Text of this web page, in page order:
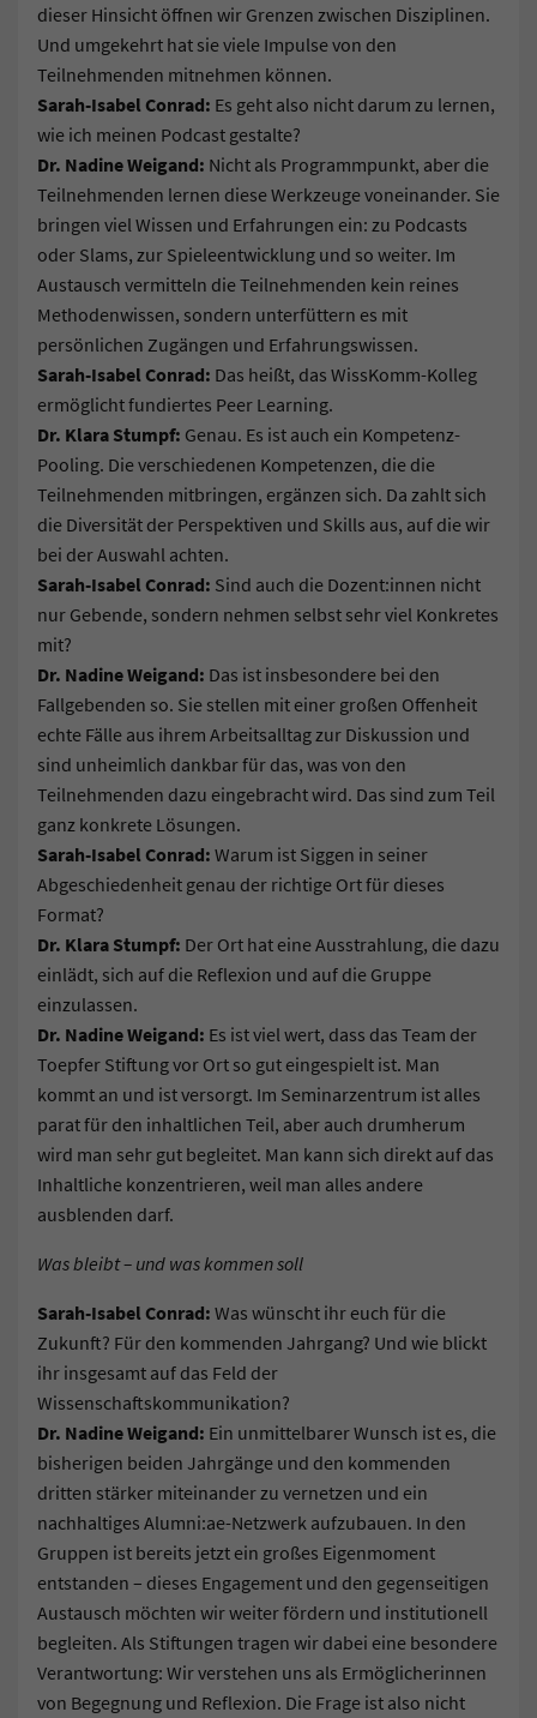
dieser Hinsicht öffnen wir Grenzen zwischen Disziplinen.
Und umgekehrt hat sie viele Impulse von den
Teilnehmenden mitnehmen können.
Sarah-Isabel Conrad: Es geht also nicht darum zu lernen,
wie ich meinen Podcast gestalte?
Dr. Nadine Weigand: Nicht als Programmpunkt, aber die
Teilnehmenden lernen diese Werkzeuge voneinander. Sie
bringen viel Wissen und Erfahrungen ein: zu Podcasts
oder Slams, zur Spieleentwicklung und so weiter. Im
Austausch vermitteln die Teilnehmenden kein reines
Methodenwissen, sondern unterfüttern es mit
persönlichen Zugängen und Erfahrungswissen.
Sarah-Isabel Conrad: Das heißt, das WissKomm-Kolleg
ermöglicht fundiertes Peer Learning.
Dr. Klara Stumpf: Genau. Es ist auch ein Kompetenz-
Pooling. Die verschiedenen Kompetenzen, die die
Teilnehmenden mitbringen, ergänzen sich. Da zahlt sich
die Diversität der Perspektiven und Skills aus, auf die wir
bei der Auswahl achten.
Sarah-Isabel Conrad: Sind auch die Dozent:innen nicht
nur Gebende, sondern nehmen selbst sehr viel Konkretes
mit?
Dr. Nadine Weigand: Das ist insbesondere bei den
Fallgebenden so. Sie stellen mit einer großen Offenheit
echte Fälle aus ihrem Arbeitsalltag zur Diskussion und
sind unheimlich dankbar für das, was von den
Teilnehmenden dazu eingebracht wird. Das sind zum Teil
ganz konkrete Lösungen.
Sarah-Isabel Conrad: Warum ist Siggen in seiner
Abgeschiedenheit genau der richtige Ort für dieses
Format?
Dr. Klara Stumpf: Der Ort hat eine Ausstrahlung, die dazu
einlädt, sich auf die Reflexion und auf die Gruppe
einzulassen.
Dr. Nadine Weigand: Es ist viel wert, dass das Team der
Toepfer Stiftung vor Ort so gut eingespielt ist. Man
kommt an und ist versorgt. Im Seminarzentrum ist alles
parat für den inhaltlichen Teil, aber auch drumherum
wird man sehr gut begleitet. Man kann sich direkt auf das
Inhaltliche konzentrieren, weil man alles andere
ausblenden darf.
Was bleibt – und was kommen soll
Sarah-Isabel Conrad: Was wünscht ihr euch für die
Zukunft? Für den kommenden Jahrgang? Und wie blickt
ihr insgesamt auf das Feld der
Wissenschaftskommunikation?
Dr. Nadine Weigand: Ein unmittelbarer Wunsch ist es, die
bisherigen beiden Jahrgänge und den kommenden
dritten stärker miteinander zu vernetzen und ein
nachhaltiges Alumni:ae-Netzwerk aufzubauen. In den
Gruppen ist bereits jetzt ein großes Eigenmoment
entstanden – dieses Engagement und den gegenseitigen
Austausch möchten wir weiter fördern und institutionell
begleiten. Als Stiftungen tragen wir dabei eine besondere
Verantwortung: Wir verstehen uns als Ermöglicherinnen
von Begegnung und Reflexion. Die Frage ist also nicht